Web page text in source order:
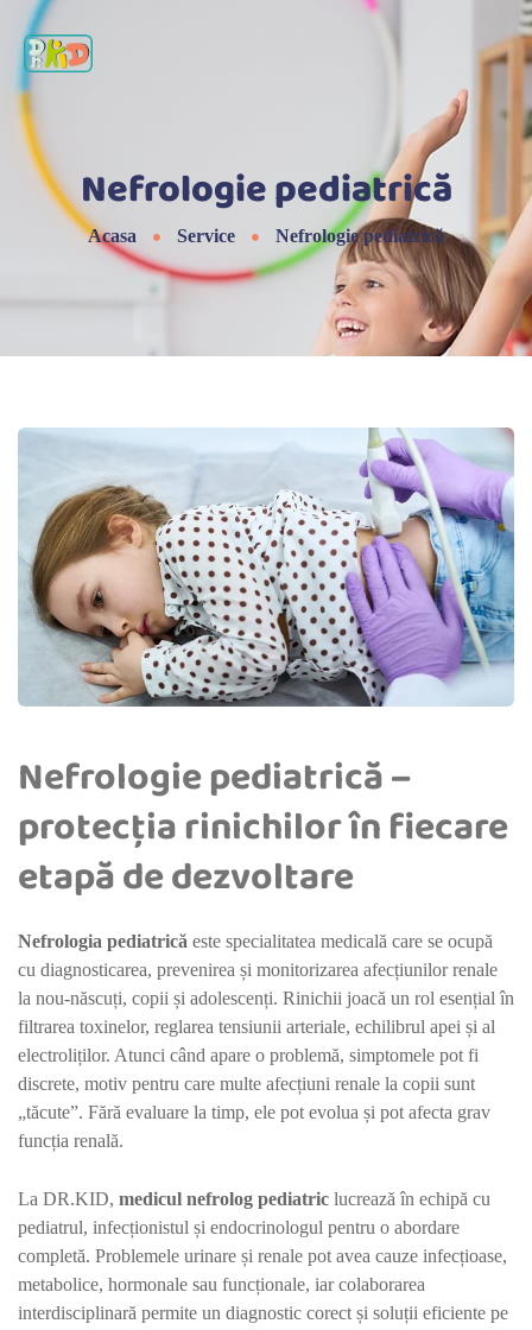
Nefrologie pediatrică
Acasa Service Nefrologie pediatrică
Nefrologie pediatrică –
protecția rinichilor în fiecare
etapă de dezvoltare
Nefrologia pediatrică este specialitatea medicală care se ocupă
cu diagnosticarea, prevenirea și monitorizarea afecțiunilor renale
la nou-născuți, copii și adolescenți. Rinichii joacă un rol esențial în
filtrarea toxinelor, reglarea tensiunii arteriale, echilibrul apei și al
electroliților. Atunci când apare o problemă, simptomele pot fi
discrete, motiv pentru care multe afecțiuni renale la copii sunt
„tăcute”. Fără evaluare la timp, ele pot evolua și pot afecta grav
funcția renală.
La DR.KID, medicul nefrolog pediatric lucrează în echipă cu
pediatrul, infecționistul și endocrinologul pentru o abordare
completă. Problemele urinare și renale pot avea cauze infecțioase,
metabolice, hormonale sau funcționale, iar colaborarea
interdisciplinară permite un diagnostic corect și soluții eficiente pe